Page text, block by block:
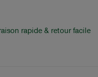
rapide & retour facile